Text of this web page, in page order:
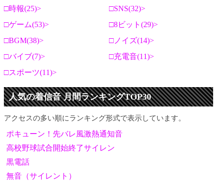
時報(25)
SNS(32)
ゲーム(53)
8ビット(29)
BGM(38)
ノイズ(14)
バイブ(7)
充電音(11)
スポーツ(11)
人気の着信音 月間ランキングTOP30
アクセスの多い順にランキング形式で表示しています。
ポキューン！先バレ風激熱通知音
高校野球試合開始終了サイレン
黒電話
無音（サイレント）